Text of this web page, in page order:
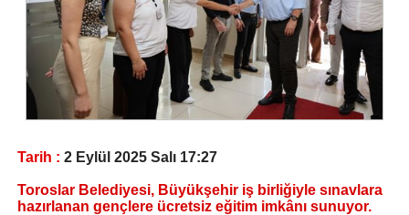
Tarih : 2 Eylül 2025 Salı 17:27
Toroslar Belediyesi, Büyükşehir iş birliğiyle sınavlara
hazırlanan gençlere ücretsiz eğitim imkânı sunuyor.